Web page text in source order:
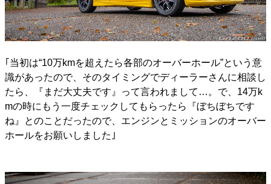
｢当初は“10万kmを超えたら各部のオーバーホール”という意
識があったので、そのタイミングでディーラーさんに相談し
たら、『まだ大丈夫です』って言われまして…。で、14万k
mの時にもう一度チェックしてもらったら『ぼちぼちです
ね』とのことだったので、エンジンとミッションのオーバー
ホールをお願いしました｣